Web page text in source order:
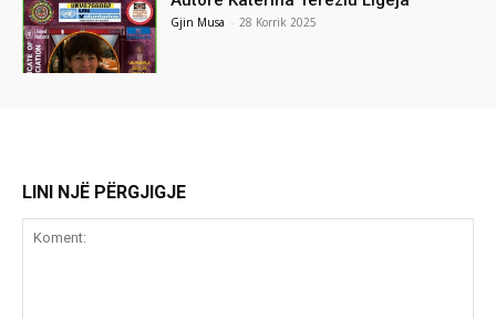
Gjin Musa - 28 Korrik 2025
LINI NJË PËRGJIGJE